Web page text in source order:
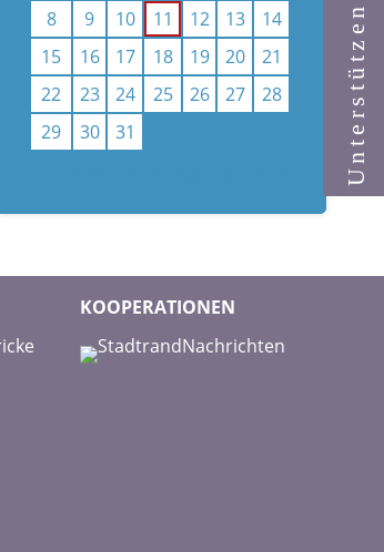
8
9 10 11 12 13
14
15
16 17 18 19 20
21
22
23 24 25 26 27
28
29
30
31
Unterstützen
KOOPERATIONEN